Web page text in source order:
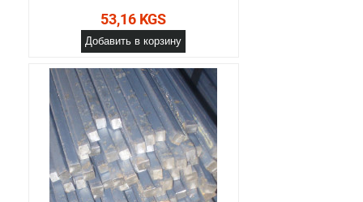
53,16 KGS
Добавить в корзину